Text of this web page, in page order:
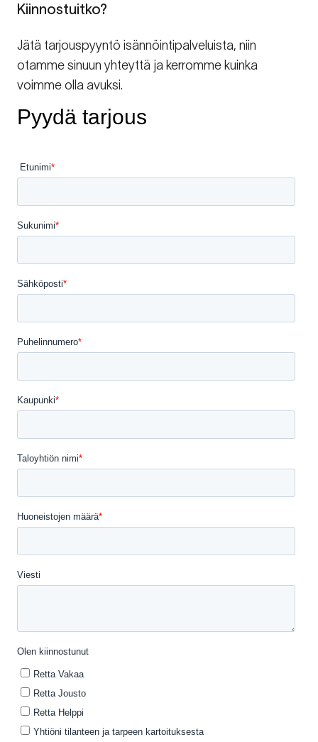
Kiinnostuitko?
Jätä tarjouspyyntö isännöintipalveluista, niin
otamme sinuun yhteyttä ja kerromme kuinka
voimme olla avuksi.